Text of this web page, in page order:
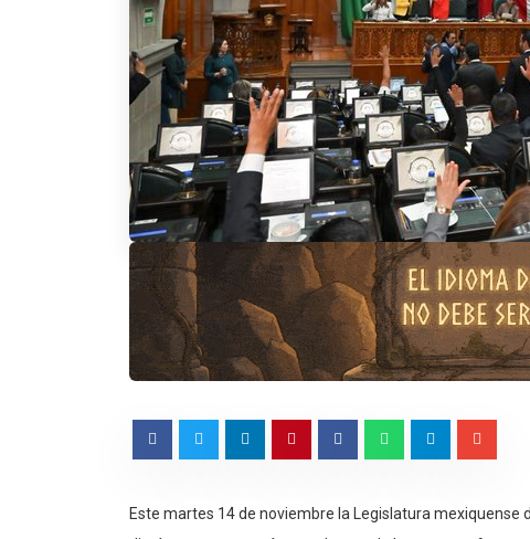
Este martes 14 de noviembre la Legislatura